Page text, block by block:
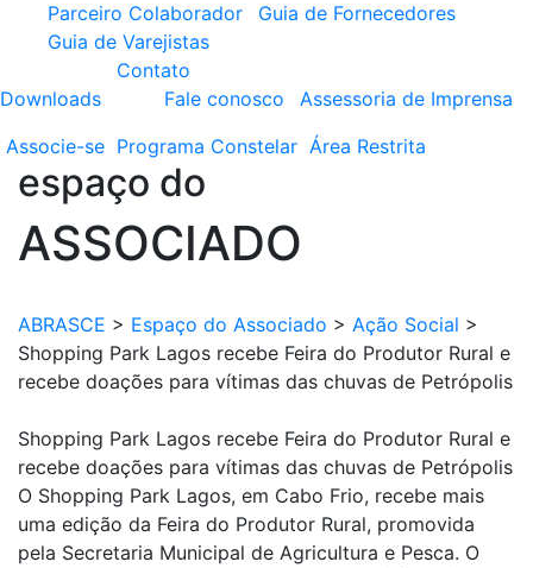
Parceiro Colaborador
Guia de Fornecedores
Guia de Varejistas
Downloads
Contato
Fale conosco
Assessoria de Imprensa
Associe-se Programa Constelar Área Restrita
espaço do
ASSOCIADO
ABRASCE > Espaço do Associado > Ação Social >
Shopping Park Lagos recebe Feira do Produtor Rural e
recebe doações para vítimas das chuvas de Petrópolis
Shopping Park Lagos recebe Feira do Produtor Rural e
recebe doações para vítimas das chuvas de Petrópolis
O Shopping Park Lagos, em Cabo Frio, recebe mais
uma edição da Feira do Produtor Rural, promovida
pela Secretaria Municipal de Agricultura e Pesca. O